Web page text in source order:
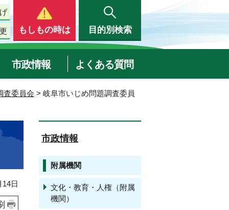
もしもの時は 目的別検索
市政情報 よくある質問
査委員会 > 岐阜市いじめ問題調査委員
日
市政情報
附属機関
文化・教育・人権（附属
機関）